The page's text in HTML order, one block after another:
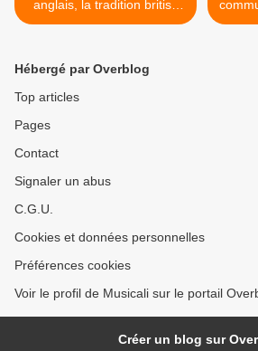
anglais, la tradition british
sea power
Hébergé par Overblog
Top articles
Pages
Contact
Signaler un abus
C.G.U.
Cookies et données personnelles
Préférences cookies
Voir le profil de Musicali sur le portail
Créer un blog sur